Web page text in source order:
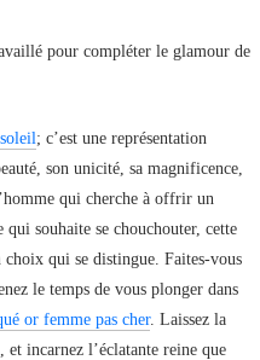
pour compléter le glamour de
; c’est une représentation
son unicité, sa magnificence,
qui cherche à offrir un
souhaite se chouchouter, cette
qui se distingue. Faites-vous
le temps de vous plonger dans
or femme pas cher. Laissez la
incarnez l’éclatante reine que